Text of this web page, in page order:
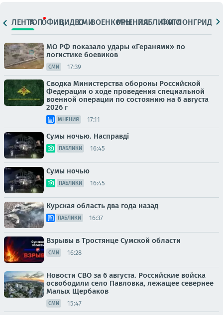
ЛЕНТАТОПОФИЦ.ВИДЕОСМИВОЕНКОРЫМНЕНИЯПАБЛИКИ
ФОТОЛОНГРИДЫ
МО РФ показало удары «Геранями» по
логистике боевиков
СМИ 17:39
Сводка Министерства обороны Российской
Федерации о ходе проведения специальной
военной операции по состоянию на 6 августа
2026 г
МНЕНИЯ 17:11
Сумы ночью. Насправді
ПАБЛИКИ 16:45
Сумы ночью
ПАБЛИКИ 16:45
Курская область два года назад
ПАБЛИКИ 16:37
Взрывы в Тростянце Сумской области
СМИ 16:28
Новости СВО за 6 августа. Российские войска
освободили село Павловка, лежащее севернее
Малых Щербаков
СМИ 15:47